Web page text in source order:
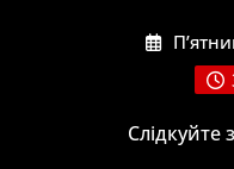
Слідкуйте